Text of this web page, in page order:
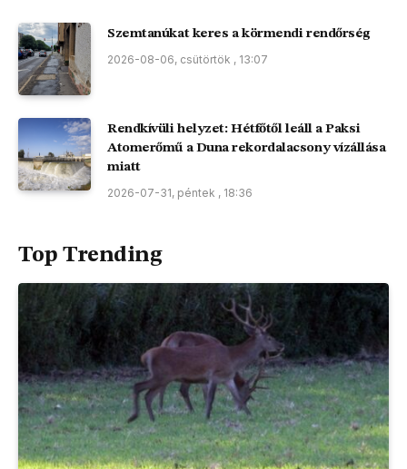
Szemtanúkat keres a körmendi rendőrség
2026-08-06, csütörtök , 13:07
Rendkívüli helyzet: Hétfőtől leáll a Paksi
Atomerőmű a Duna rekordalacsony vízállása
miatt
2026-07-31, péntek , 18:36
Top Trending